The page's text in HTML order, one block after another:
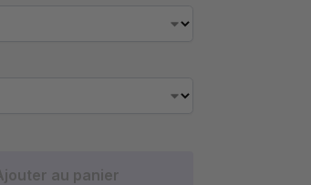
au panier